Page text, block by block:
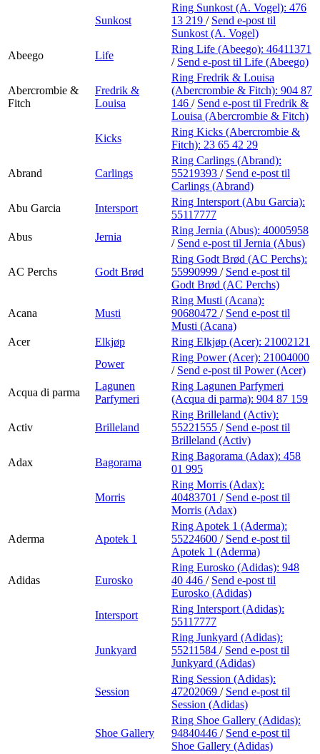
Sunkost
Ring Sunkost (A. Vogel): 476
13 219 / Send e-post til
Sunkost (A. Vogel)
Abeego
Life
Ring Life (Abeego): 46411371
/ Send e-post til Life (Abeego)
Abercrombie &
Fitch
Fredrik &
Louisa
Ring Fredrik & Louisa
(Abercrombie & Fitch): 904 87
146 / Send e-post til Fredrik &
Louisa (Abercrombie & Fitch)
Kicks
Ring Kicks (Abercrombie &
Fitch): 23 65 42 29
Abrand Carlings
Ring Carlings (Abrand):
55219393 / Send e-post til
Carlings (Abrand)
Abu Garcia
Intersport
Ring Intersport (Abu Garcia):
55117777
Abus
Jernia
Ring Jernia (Abus): 40005958
/ Send e-post til Jernia (Abus)
AC Perchs Godt Brød
Ring Godt Brød (AC Perchs):
55990999 / Send e-post til
Godt Brød (AC Perchs)
Acana Musti
Ring Musti (Acana):
90680472 / Send e-post til
Musti (Acana)
Acer
Elkjøp Ring Elkjøp (Acer): 21002121
Power
Ring Power (Acer): 21004000
/ Send e-post til Power (Acer)
Acqua di parma
Lagunen
Parfymeri
Ring Lagunen Parfymeri
(Acqua di parma): 904 87 159
Activ Brilleland
Ring Brilleland (Activ):
55221555 / Send e-post til
Brilleland (Activ)
Adax
Bagorama
Ring Bagorama (Adax): 458
01 995
Morris
Ring Morris (Adax):
40483701 / Send e-post til
Morris (Adax)
Aderma Apotek 1
Ring Apotek 1 (Aderma):
55224600 / Send e-post til
Apotek 1 (Aderma)
Adidas Eurosko
Ring Eurosko (Adidas): 948
40 446 / Send e-post til
Eurosko (Adidas)
Intersport
Ring Intersport (Adidas):
55117777
Junkyard
Ring Junkyard (Adidas):
55211584 / Send e-post til
Junkyard (Adidas)
Session
Ring Session (Adidas):
47202069 / Send e-post til
Session (Adidas)
Shoe Gallery
Ring Shoe Gallery (Adidas):
94840446 / Send e-post til
Shoe Gallery (Adidas)